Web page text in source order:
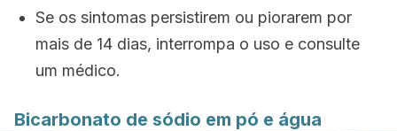
Se os sintomas persistirem ou piorarem por
mais de 14 dias, interrompa o uso e consulte
um médico.
Bicarbonato de sódio em pó e água